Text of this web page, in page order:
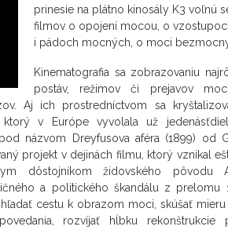
prinesie na plátno kinosály K3 voľnú
filmov o opojení mocou, o
i pádoch mocných, o moci
Kinematografia sa zobrazovaniu
postáv, režimov či prejavov
Aj ich prostredníctvom sa
v Európe vyvolala už
názvom Dreyfusova aféra (1899) od
projekt v dejinách filmu, ktorý vznikal
dôstojníkom židovského pôvodu
a politického škandálu z prelomu
cestu k obrazom moci, skúšať
rozvíjať hĺbku rekonštrukcie